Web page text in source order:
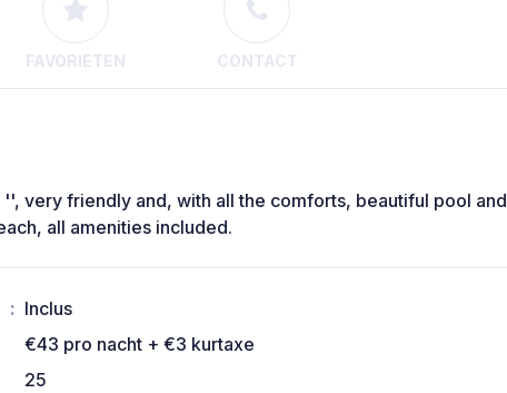
FAVORIETEN CONTACT
'', very friendly and, with all the comforts, beautiful pool and
all amenities included.
Inclus
€43 pro nacht + €3 kurtaxe
25